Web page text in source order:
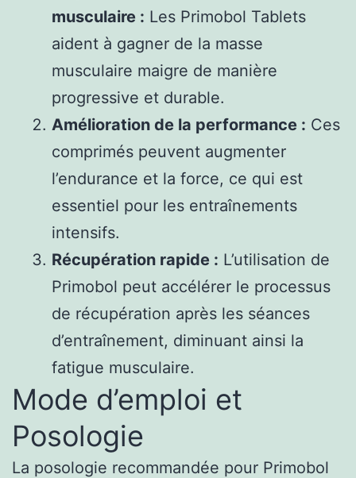
musculaire : Les Primobol Tablets
aident à gagner de la masse
musculaire maigre de manière
progressive et durable.
Amélioration de la performance : Ces
comprimés peuvent augmenter
l’endurance et la force, ce qui est
essentiel pour les entraînements
intensifs.
Récupération rapide : L’utilisation de
Primobol peut accélérer le processus
de récupération après les séances
d’entraînement, diminuant ainsi la
fatigue musculaire.
Mode d’emploi et
Posologie
La posologie recommandée pour Primobol